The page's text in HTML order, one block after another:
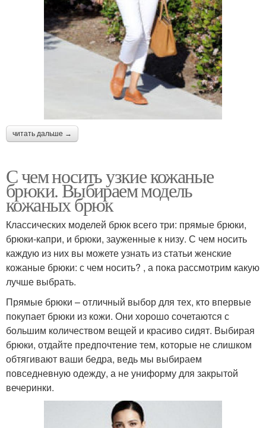
читать дальше →
С чем носить узкие кожаные
брюки. Выбираем модель
кожаных брюк
Классических моделей брюк всего три: прямые брюки,
брюки-капри, и брюки, зауженные к низу. С чем носить
каждую из них вы можете узнать из статьи женские
кожаные брюки: с чем носить? , а пока рассмотрим какую
лучше выбрать.
Прямые брюки – отличный выбор для тех, кто впервые
покупает брюки из кожи. Они хорошо сочетаются с
большим количеством вещей и красиво сидят. Выбирая
брюки, отдайте предпочтение тем, которые не слишком
обтягивают ваши бедра, ведь мы выбираем
повседневную одежду, а не униформу для закрытой
вечеринки.